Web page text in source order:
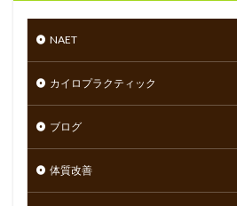
NAET
カイロプラクティック
ブログ
体質改善